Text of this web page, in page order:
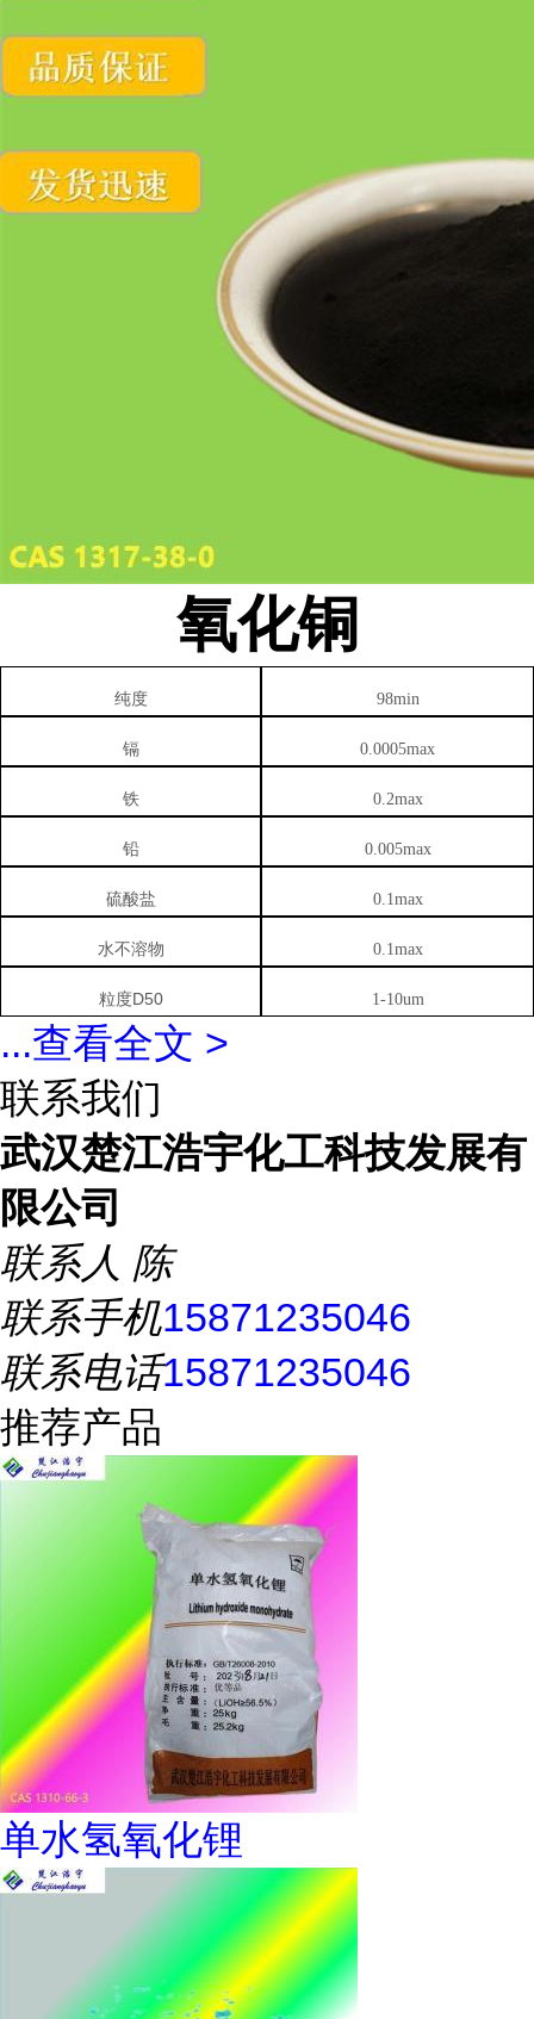
氧化铜
纯度 98min
镉 0.0005max
铁 0.2max
铅 0.005max
硫酸盐 0.1max
水不溶物 0.1max
粒度D50 1-10um
...查看全文 >
联系我们
武汉楚江浩宇化工科技发展有
限公司
联系人 陈
联系手机15871235046
联系电话15871235046
推荐产品
单水氢氧化锂